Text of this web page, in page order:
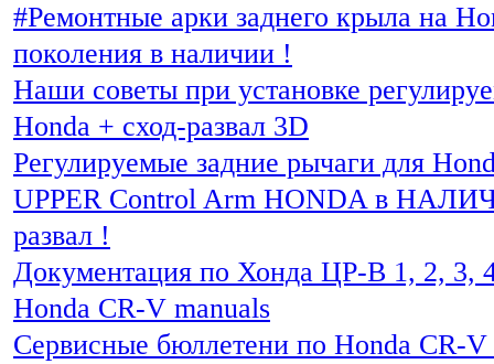
#Ремонтные арки заднего крыла на
поколения в наличии !
Наши советы при установке
Honda + сход-развал 3D
Регулируемые задние рычаги для
UPPER Control Arm HONDA в
развал !
Документация по Хонда ЦР-В 1, 2, 3,
Honda CR-V manuals
Сервисные бюллетени по Honda CR-